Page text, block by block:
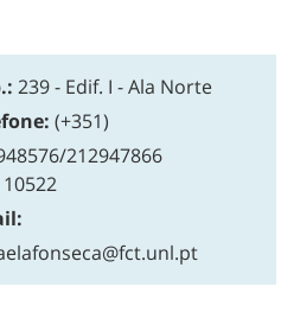
239 - Edif. I - Ala Norte
(+351)
212947866
10522